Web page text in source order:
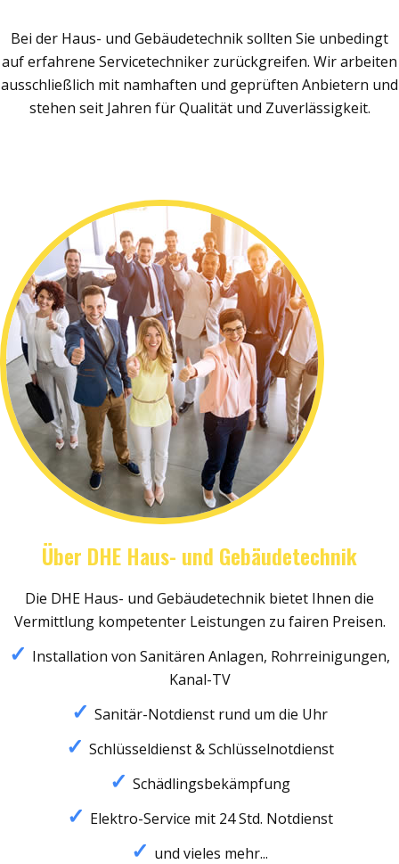
Bei der Haus- und Gebäudetechnik sollten Sie unbedingt
auf erfahrene Servicetechniker zurückgreifen. Wir arbeiten
ausschließlich mit namhaften und geprüften Anbietern und
stehen seit Jahren für Qualität und Zuverlässigkeit.
Über DHE Haus- und Gebäudetechnik
Die DHE Haus- und Gebäudetechnik bietet Ihnen die
Vermittlung kompetenter Leistungen zu fairen Preisen.
Installation von Sanitären Anlagen, Rohrreinigungen,
Kanal-TV
Sanitär-Notdienst rund um die Uhr
Schlüsseldienst & Schlüsselnotdienst
Schädlingsbekämpfung
Elektro-Service mit 24 Std. Notdienst
und vieles mehr...